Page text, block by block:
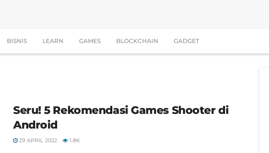
BISNIS LEARN GAMES BLOCKCHAIN GADGET
Seru! 5 Rekomendasi Games Shooter di
Android
29 APRIL 2022 1.8K